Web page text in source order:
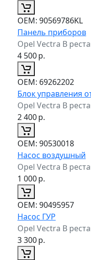
ОЕМ: 90569786KL
Панель приборов
Opel Vectra B
4 500р.
ОЕМ: 69262202
Блок управления
Opel Vectra B
2 400р.
ОЕМ: 90530018
Насос воздушный
Opel Vectra B
1 000р.
ОЕМ: 90495957
Насос ГУР
Opel Vectra B
3 300р.